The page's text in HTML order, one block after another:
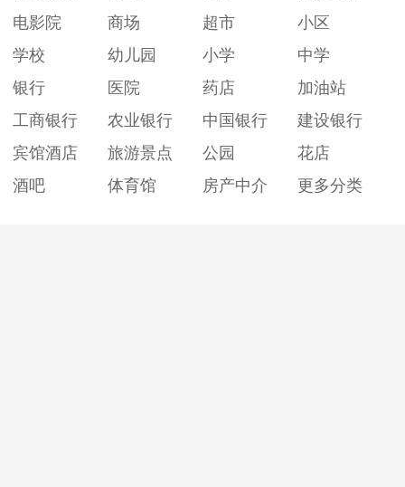
电影院
商场 超市
小区
学校
幼儿园 小学
中学
银行
医院 药店
加油站
工商银行
农业银行 中国银行
建设银行
宾馆酒店
旅游景点 公园
花店
酒吧
体育馆 房产中介 更多分类